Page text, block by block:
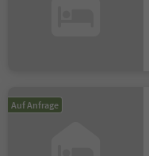
Auf Anfrage